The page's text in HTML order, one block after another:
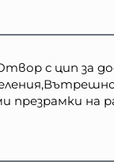
с цип за
презрамки на